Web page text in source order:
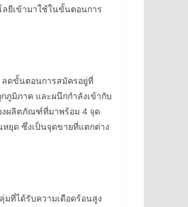
ยีเข้ามาใช้ในขั้นตอนการ
ลดขั้นตอนการสมัครอยู่ที่
ภูมิภาค และผนึกกำลังเข้ากับ
งผลิตภัณฑ์ที่มาพร้อม 4 จุด
ยุด ซึ่งเป็นจุดขายที่แตกต่าง
มที่ได้รับความเดือดร้อนสูง